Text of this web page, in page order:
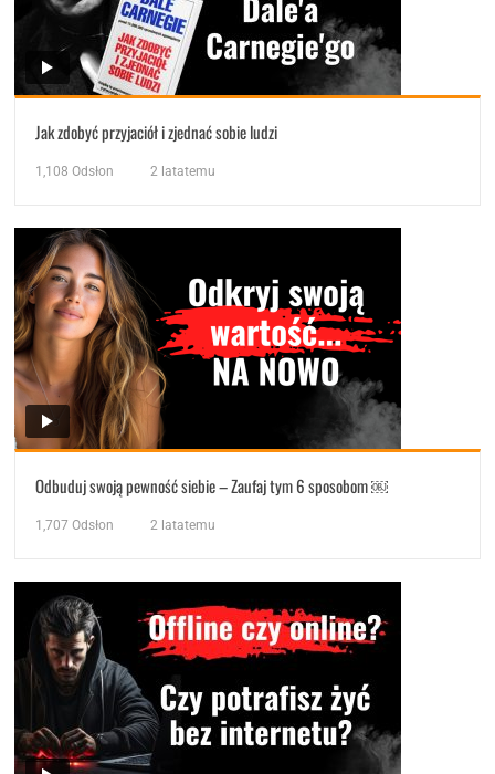
Jak zdobyć przyjaciół i zjednać sobie ludzi
1,108 Odsłon 2 latatemu
Odbuduj swoją pewność siebie – Zaufaj tym 6 sposobom ￼
1,707 Odsłon 2 latatemu